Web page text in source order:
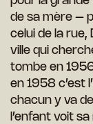
de sa mère –
celui de la rue,
ville qui
tombe en
en 1958 c’est
chacun y va
l’enfant voit